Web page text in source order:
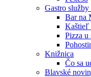
Gastro
Bar na
Kaštieľ
Pizza u
Knižnica
Čo sa
Blavské